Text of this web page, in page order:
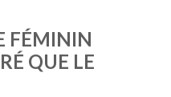
FÉMININ
QUE LE